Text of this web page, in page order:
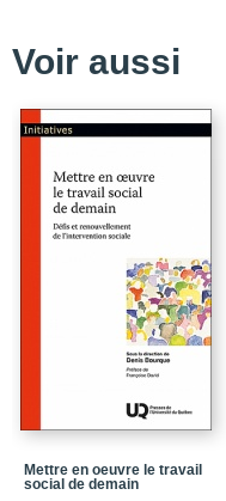
Voir aussi
Mettre en oeuvre le travail
social de demain